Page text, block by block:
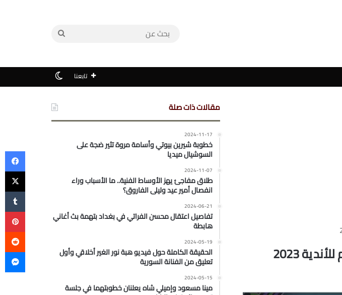
تابعنا
مقالات ذات صلة
2024-11-17
خطوبة شيرين بيوتي وأسامة مروة تثير ضجة على
السوشيال ميديا
2024-11-07
طلاق مفاجئ يهز الأوساط الفنية.. ما الأسباب وراء
انفصال أمير عيد وليلى الفاروق؟
2024-06-21
تفاصيل اعتقال محسن الفراتي في بغداد بتهمة بث أغاني
هابطة
2024-05-19
الحقيقة الكاملة حول فيديو هبة نور الغير أخلاقي وأول
تعليق من الفنانة السورية
2024-05-15
مينا مسعود وإميلي شاه يعلنان خطوبتهما في جلسة